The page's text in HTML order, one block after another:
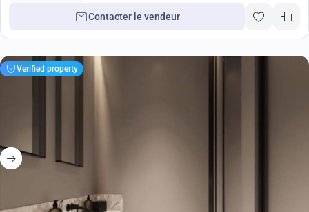
Contacter le vendeur
Verified property